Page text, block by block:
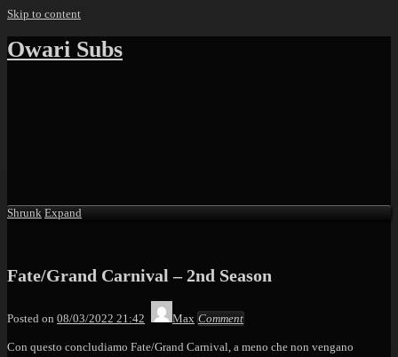
Skip to content
Owari Subs
Shrunk Expand
Fate/Grand Carnival – 2nd Season
Posted on 08/03/2022 21:42 Max Comment
Con questo concludiamo Fate/Grand Carnival, a meno che non vengano